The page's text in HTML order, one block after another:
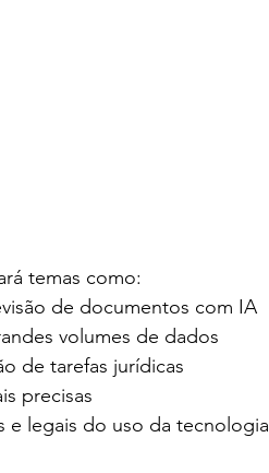
temas como:
de documentos com IA
volumes de dados
de tarefas jurídicas
precisas
e legais do uso da tecnologia